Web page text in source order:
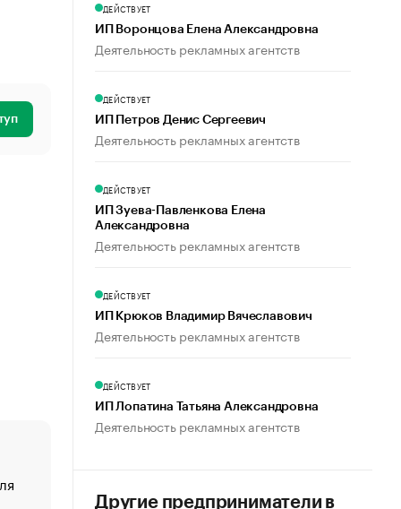
создавшей GTA
ДЕЙСТВУЕТ
ИП Воронцова Елена Александровна
Деятельность рекламных агентств
ДЕЙСТВУЕТ
ИП Петров Денис Сергеевич
Деятельность рекламных агентств
ДЕЙСТВУЕТ
ИП Зуева-Павленкова Елена
Александровна
Деятельность рекламных агентств
ДЕЙСТВУЕТ
ИП Крюков Владимир Вячеславович
Деятельность рекламных агентств
ДЕЙСТВУЕТ
ИП Лопатина Татьяна Александровна
Деятельность рекламных агентств
Другие предприниматели в